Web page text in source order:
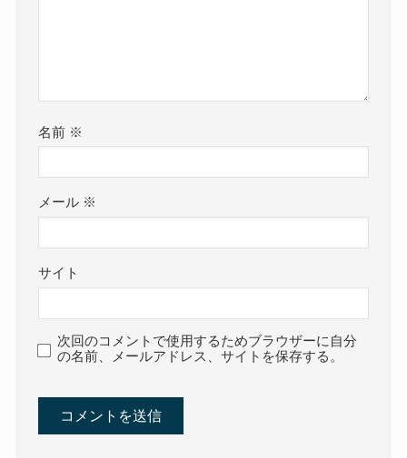
名前 ※
メール ※
サイト
次回のコメントで使用するためブラウザーに自分
の名前、メールアドレス、サイトを保存する。